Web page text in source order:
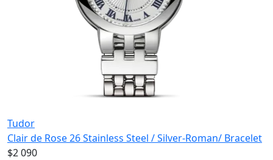
Tudor
Clair de Rose 26 Stainless Steel / Silver-Roman/ Bracelet
$2 090